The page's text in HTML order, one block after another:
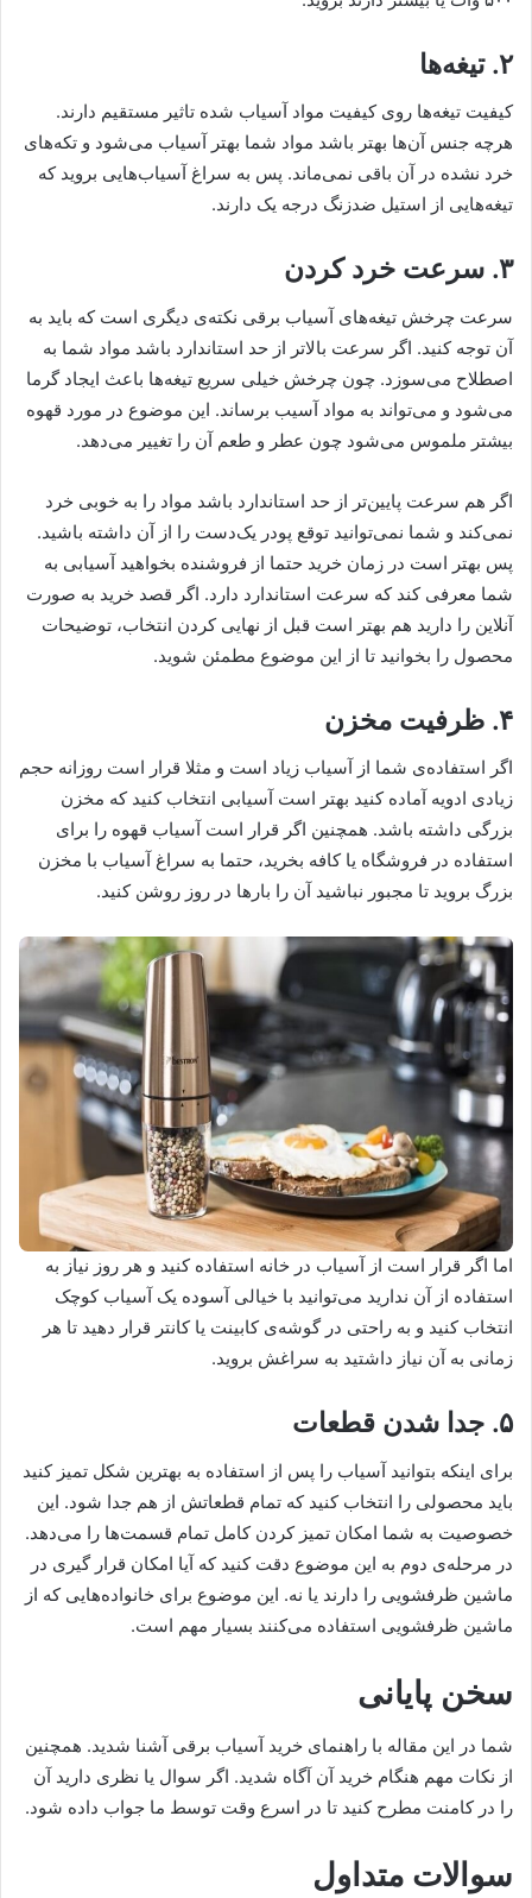
۲. تیغه‌ها
کیفیت تیغه‌ها روی کیفیت مواد آسیاب شده تاثیر مستقیم دارند.
هرچه جنس آن‌ها بهتر باشد مواد شما بهتر آسیاب می‌شود و تکه‌های
خرد نشده در آن باقی نمی‌ماند. پس به سراغ آسیاب‌هایی بروید که
تیغه‌هایی از استیل ضدزنگ درجه یک دارند.
۳. سرعت خرد کردن
سرعت چرخش تیغه‌های آسیاب برقی نکته‌ی دیگری است که باید به
آن توجه کنید. اگر سرعت بالاتر از حد استاندارد باشد مواد شما به
اصطلاح می‌سوزد. چون چرخش خیلی سریع تیغه‌ها باعث ایجاد گرما
می‌شود و می‌تواند به مواد آسیب برساند. این موضوع در مورد قهوه
بیشتر ملموس می‌شود چون عطر و طعم آن را تغییر می‌دهد.
اگر هم سرعت پایین‌تر از حد استاندارد باشد مواد را به خوبی خرد
نمی‌کند و شما نمی‌توانید توقع پودر یک‌دست را از آن داشته باشید.
پس بهتر است در زمان خرید حتما از فروشنده بخواهید آسیابی به
شما معرفی کند که سرعت استاندارد دارد. اگر قصد خرید به صورت
آنلاین را دارید هم بهتر است قبل از نهایی کردن انتخاب، توضیحات
محصول را بخوانید تا از این موضوع مطمئن شوید.
۴. ظرفیت مخزن
اگر استفاده‌ی شما از آسیاب زیاد است و مثلا قرار است روزانه حجم
زیادی ادویه آماده کنید بهتر است آسیابی انتخاب کنید که مخزن
بزرگی داشته باشد. همچنین اگر قرار است آسیاب قهوه را برای
استفاده در فروشگاه یا کافه بخرید، حتما به سراغ آسیاب با مخزن
بزرگ بروید تا مجبور نباشید آن را بارها در روز روشن کنید.
اما اگر قرار است از آسیاب در خانه استفاده کنید و هر روز نیاز به
استفاده از آن ندارید می‌توانید با خیالی آسوده یک آسیاب کوچک
انتخاب کنید و به راحتی در گوشه‌ی کابینت یا کانتر قرار دهید تا هر
زمانی به آن نیاز داشتید به سراغش بروید.
۵. جدا شدن قطعات
برای اینکه بتوانید آسیاب را پس از استفاده به بهترین شکل تمیز کنید
باید محصولی را انتخاب کنید که تمام قطعاتش از هم جدا شود. این
خصوصیت به شما امکان تمیز کردن کامل تمام قسمت‌ها را می‌دهد.
در مرحله‌ی دوم به این موضوع دقت کنید که آیا امکان قرار گیری در
ماشین ظرفشویی را دارند یا نه. این موضوع برای خانواده‌هایی که از
ماشین ظرفشویی استفاده می‌کنند بسیار مهم است.
سخن پایانی
شما در این مقاله با راهنمای خرید آسیاب برقی آشنا شدید. همچنین
از نکات مهم هنگام خرید آن آگاه شدید. اگر سوال یا نظری دارید آن
را در کامنت مطرح کنید تا در اسرع وقت توسط ما جواب داده شود.
سوالات متداول